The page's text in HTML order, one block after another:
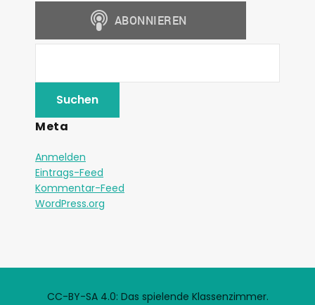
Meta
Anmelden
Eintrags-Feed
Kommentar-Feed
WordPress.org
CC-BY-SA 4.0: Das spielende Klassenzimmer.